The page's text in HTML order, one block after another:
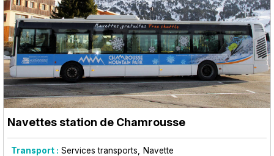
Navettes station de Chamrousse
Transport : Services transports Navette